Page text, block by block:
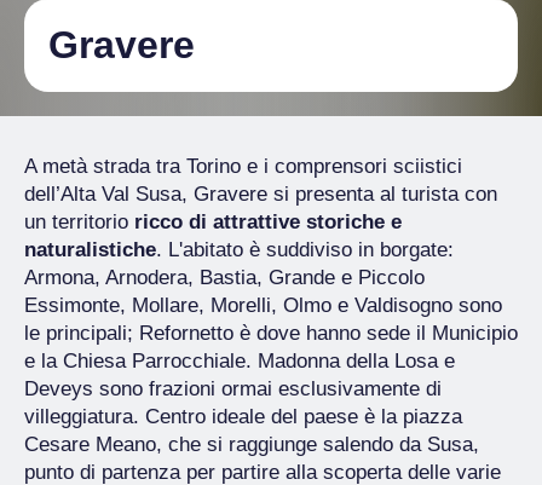
Gravere
A metà strada tra Torino e i comprensori sciistici
dell’Alta Val Susa, Gravere si presenta al turista con
un territorio ricco di attrattive storiche e
naturalistiche. L'abitato è suddiviso in borgate:
Armona, Arnodera, Bastia, Grande e Piccolo
Essimonte, Mollare, Morelli, Olmo e Valdisogno sono
le principali; Refornetto è dove hanno sede il Municipio
e la Chiesa Parrocchiale. Madonna della Losa e
Deveys sono frazioni ormai esclusivamente di
villeggiatura. Centro ideale del paese è la piazza
Cesare Meano, che si raggiunge salendo da Susa,
punto di partenza per partire alla scoperta delle varie